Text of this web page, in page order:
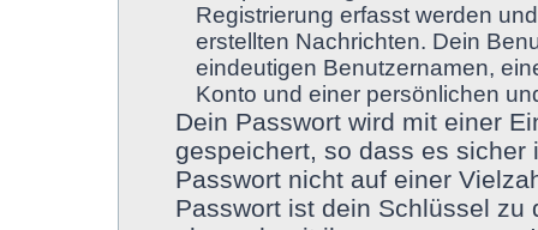
Registrierung erfasst werden
erstellten Nachrichten. Dein
eindeutigen Benutzernamen,
Konto und einer persönlichen
Dein Passwort wird mit einer
gespeichert, so dass es
Passwort nicht auf einer
Passwort ist dein Schlüssel zu